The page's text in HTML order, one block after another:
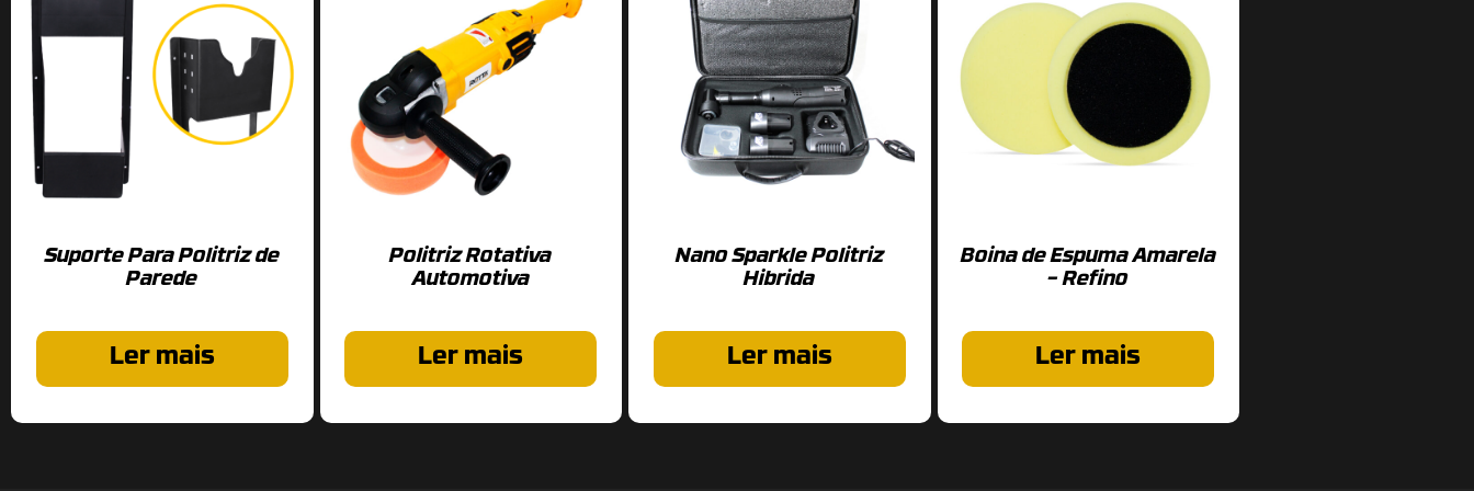
Suporte Para Politriz de
Parede
Ler mais
Politriz Rotativa
Automotiva
Ler mais
Nano Sparkle Politriz
Hibrida
Ler mais
Boina de Espuma Amarela
– Refino
Ler mais